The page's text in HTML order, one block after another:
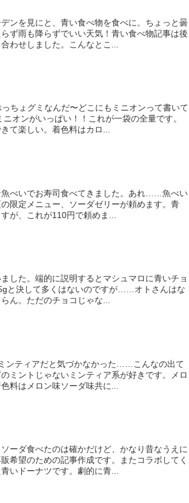
ンを見にと、青い食べ物を食べに。ちょっと曇
ず雨も降らずでいい天気！青い食べ物記事は後
わせしました。こんなとこ...
ょグミなんだ〜どこにもミニオンって書いて
オンがいっぱい！！これが一袋の全量です。
て楽しい。着色料はカロ...
べいでお寿司食べてきました。あれ……魚べい
限定メニュー、ソーダゼリーが頼めます。青
が、これが110円で頼めま...
した。端的に説明するとマシュマロに青いチョ
と決して多くはないのですが……オトさんはな
ん。ただのチョコじゃな...
ティアだと気づかなかった……こんなの出て
ミントじゃないミンティア系が好きです。メロ
料はメロン味ソーダ味共に...
ダ食べたのは確かだけど、かなり昔なうえに
望のための記事作成です。またコラボしてく
いドーナツです。劇的に青...